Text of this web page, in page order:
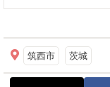
筑西市 茨城